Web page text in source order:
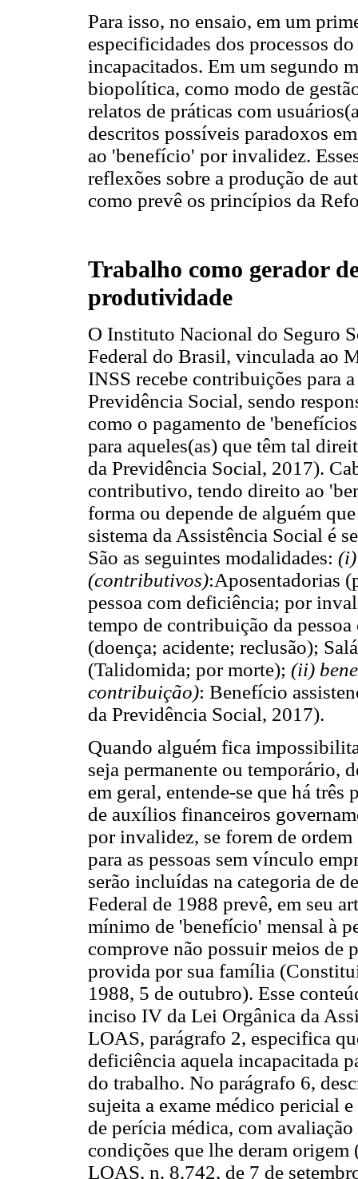
Para isso, no ensaio, em um
especificidades dos processos
incapacitados. Em um segundo
biopolítica, como modo de
relatos de práticas com
descritos possíveis paradoxos
ao 'benefício' por invalidez.
reflexões sobre a produção de
como prevê os princípios da
Trabalho como gerador
produtividade
O Instituto Nacional do Seguro
Federal do Brasil, vinculada ao
INSS recebe contribuições para
Previdência Social, sendo
como o pagamento de
para aqueles(as) que têm tal
da Previdência Social, 2017).
contributivo, tendo direito ao
forma ou depende de alguém
sistema da Assistência Social é
São as seguintes modalidades:
(contributivos):Aposentadorias
pessoa com deficiência; por
tempo de contribuição da
(doença; acidente; reclusão);
(Talidomida; por morte); (ii)
contribuição): Benefício
da Previdência Social, 2017).
Quando alguém fica
seja permanente ou temporário,
em geral, entende-se que há
de auxílios financeiros
por invalidez, se forem de
para as pessoas sem vínculo
serão incluídas na categoria de
Federal de 1988 prevê, em seu
mínimo de 'benefício' mensal à
comprove não possuir meios de
provida por sua família
1988, 5 de outubro). Esse
inciso IV da Lei Orgânica da
LOAS, parágrafo 2, especifica
deficiência aquela incapacitada
do trabalho. No parágrafo 6,
sujeita a exame médico pericial
de perícia médica, com
condições que lhe deram
LOAS, n. 8.742, de 7 de